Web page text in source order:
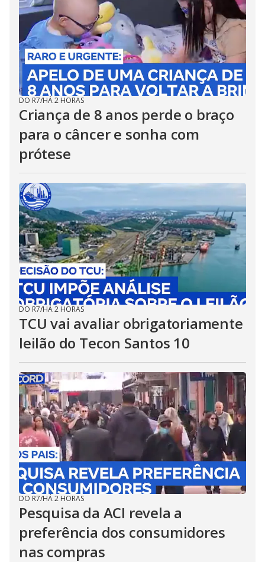
DO R7/HÁ 2 HORAS
Criança de 8 anos perde o braço
para o câncer e sonha com
prótese
DO R7/HÁ 2 HORAS
TCU vai avaliar obrigatoriamente
leilão do Tecon Santos 10
DO R7/HÁ 2 HORAS
Pesquisa da ACI revela a
preferência dos consumidores
nas compras